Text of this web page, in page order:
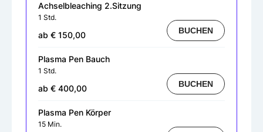
Achselbleaching 2.Sitzung
1 Std.
ab € 150,00 BUCHEN
Plasma Pen Bauch
1 Std.
ab € 400,00 BUCHEN
Plasma Pen Körper
15 Min.